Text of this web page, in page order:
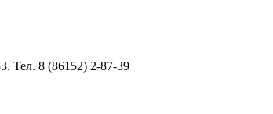
Тел. 8 (86152) 2-87-39